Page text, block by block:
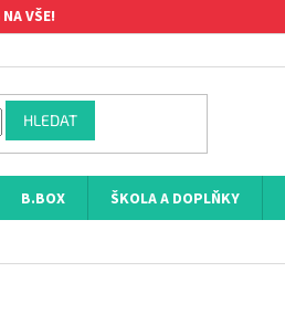
VŠE!
HLEDAT
B.BOX ŠKOLA A DOPLŇKY